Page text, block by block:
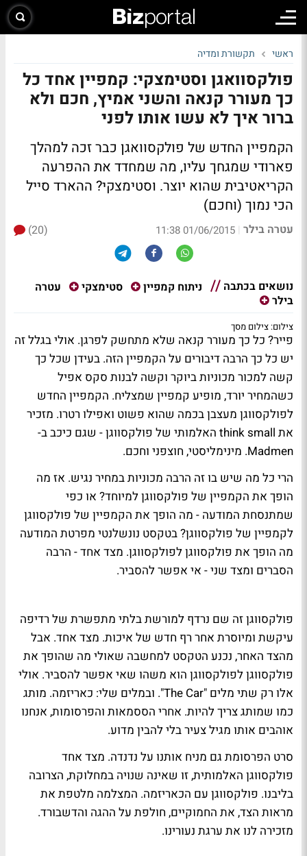
ראשי תקשורת ומדיה
פולקסוואגן וסטימצקי: קמפיין אחד כל
כך מעורר קנאה והשני אמיץ, חכם ולא
ברור איך לא עשו אותו לפני
הקמפיין החדש של פולקסוואגן כבר זכה למהלך
פארודי שמגחך עליו, מה שמחדד את ההפרעה
הקריאטיבית שהוא יוצר. וסטימצקי? ההארד סייל
הכי נמוך (וחכם)
עטרה בילר |
01/06/2015 11:38
(20)
נושאים בכתבה ניתוח קמפיין סטימצקי
עטרה
בילר
צילום: צילום מסך
פייר? כל כך מעורר קנאה שלא מתחשק לפרגן. אולי בגלל זה
יש כל כך הרבה דיבורים על הקמפיין הזה. בעידן שכל כך
קשה למכור מכוניות ביוקר וקשה לבנות סקס אפיל
כשהמחיר יורד, מופיע קמפיין שמצליח. הקמפיין החדש
לפולקסווגן מעצבן בכמה שהוא פשוט ואפילו רטרו. מזכיר
את think small האלמותי של פולקסווגן - שגם כיכב ב-
Madmen. מינימליסטי, חוצפני וחכם.
הרי כל מה שיש בו זה הרבה מכוניות במחיר נגיש. אז מה
הופך את הקמפיין של פולקסווגן למיוחד? או כפי
שמתנסחת המודעה - מה הופך את הקמפיין של פולקסווגן
לקמפיין של פולקסווגן? בטקסט נונשלנטי מפרטת המודעה
מה הופך את פולקסווגן לפולקסווגן. מצד אחד - הרבה
הסברים ומצד שני - אי אפשר להסביר.
פולקסווגן זה שם נרדף למורשת בלתי מתפשרת של רדיפה
עיקשת ומיוסרת אחר רף חדש של איכות. מצד אחד. אבל
מהצד האחר, נכנע הטקסט למחשבה שאולי מה שהופך את
פולקסווגן לפולקסווגן הוא משהו שאי אפשר להסביר. אולי
אלו רק שתי מלים "The Car". ובמלים שלי: כאריזמה. מותג
כמו שמותג צריך להיות. אחרי הססמאות והפרסומות, אנחנו
אוהבים אותו מגיל צעיר בלי להבין מדוע.
סרט הפרסומת גם מניח אותנו על נדנדה. מצד אחד
פולקסווגן האלמותית, זו שאינה שנויה במחלוקת, הצרובה
בליבנו. פולקסווגן עם הכאריזמה. המצלמה מלטפת את
מראות הצד, את החמוקיים, חולפת על ההגה והדשבורד.
מזכירה לנו את ערגת נעורינו.